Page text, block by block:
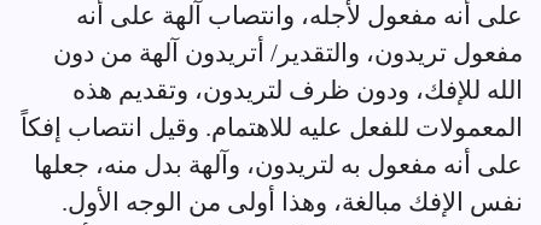
على أنه مفعول لأجله، وانتصاب آلهة على أنه
مفعول تريدون، والتقدير/ أتريدون آلهة من دون
الله للإفك، ودون ظرف لتريدون، وتقديم هذه
المعمولات للفعل عليه للاهتمام. وقيل انتصاب إفكاً
على أنه مفعول به لتريدون، وآلهة بدل منه، جعلها
نفس الإفك مبالغة، وهذا أولى من الوجه الأول.